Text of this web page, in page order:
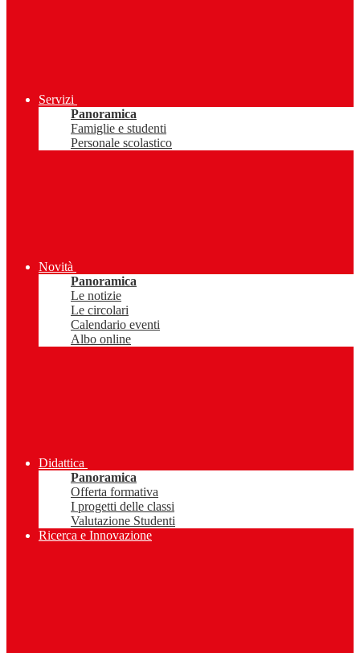
Servizi
Panoramica
Famiglie e studenti
Personale scolastico
Novità
Panoramica
Le notizie
Le circolari
Calendario eventi
Albo online
Didattica
Panoramica
Offerta formativa
I progetti delle classi
Valutazione Studenti
Ricerca e Innovazione